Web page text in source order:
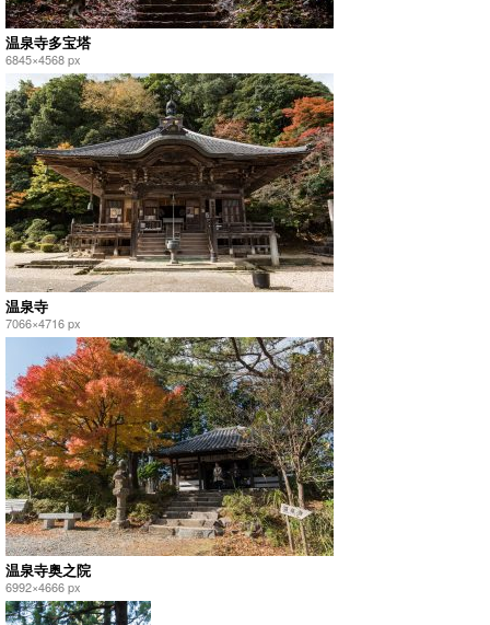
温泉寺多宝塔
6845×4568 px
温泉寺
7066×4716 px
温泉寺奥之院
6992×4666 px